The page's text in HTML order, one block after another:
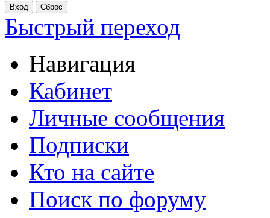
Быстрый переход
Навигация
Кабинет
Личные сообщения
Подписки
Кто на сайте
Поиск по форуму